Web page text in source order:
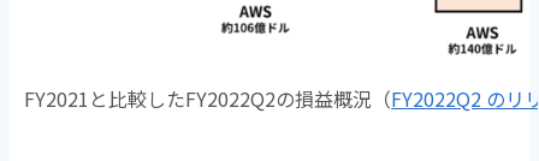
FY2021と比較したFY2022Q2の損益概況（FY2022Q2 のリ